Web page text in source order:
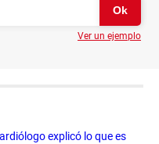
Ver un ejemplo
explicó lo que es